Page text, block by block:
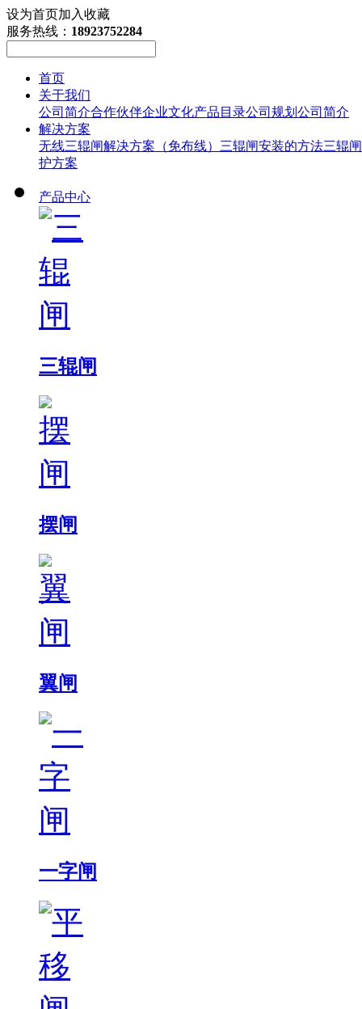
设为首页加入收藏
服务热线： 18923752284
首页
关于我们
公司简介合作伙伴企业文化产品目录公司规划 公司简介
解决方案
无线三辊闸解决方案（免布线） 三辊闸安装的方法三辊
护方案
产品中心
三辊闸
摆闸
翼闸
一字闸